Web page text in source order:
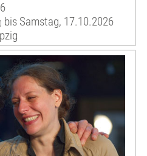
bis Samstag, 17.10.2026